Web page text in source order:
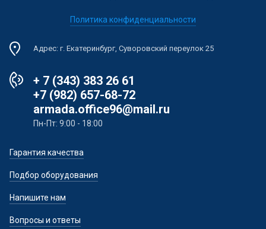
Политика конфиденциальности
Адрес: г. Екатеринбург, Суворовский переулок 25
+ 7 (343) 383 26 61
+7 (982) 657-68-72
armada.office96@mail.ru
Пн-Пт: 9:00 - 18:00
Гарантия качества
Подбор оборудования
Напишите нам
Вопросы и ответы